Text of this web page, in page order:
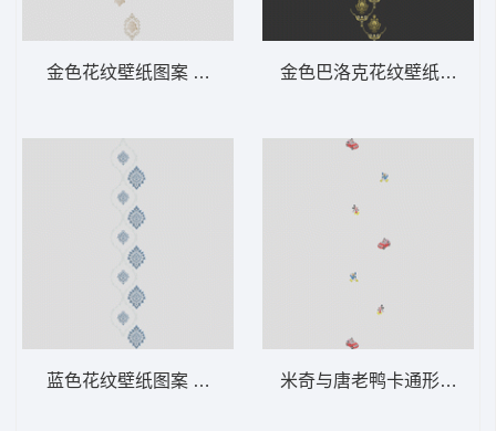
金色花纹壁纸图案 软装 装饰 窗帘
蓝色花纹壁纸图案 软装 装饰 窗帘
金色巴洛克花纹壁纸 软装
米奇与唐老鸭卡通形象集